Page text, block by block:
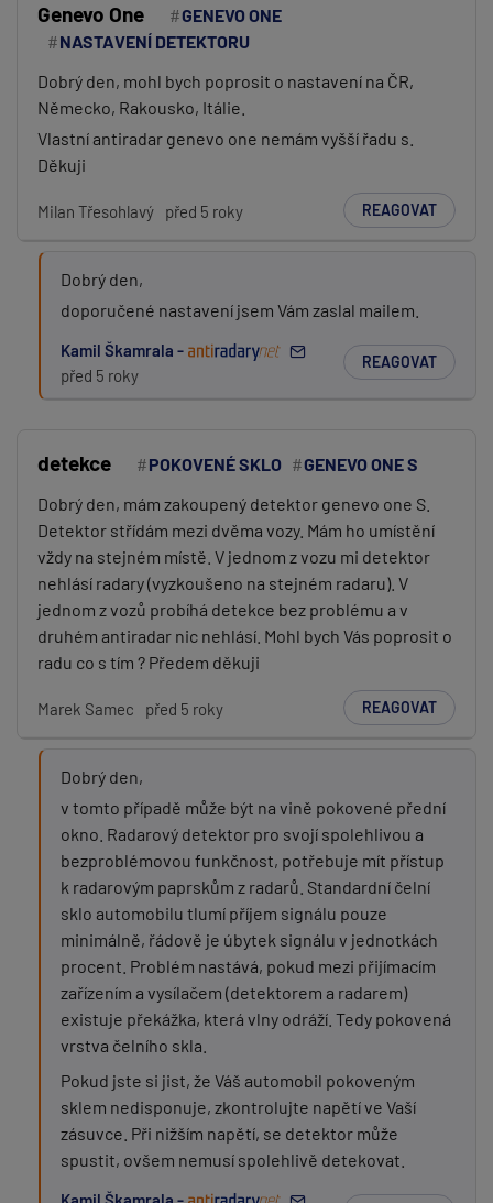
Genevo One
GENEVO ONE
NASTAVENÍ DETEKTORU
Dobrý den, mohl bych poprosit o nastavení na ČR,
Německo, Rakousko, Itálie.
Vlastní antiradar genevo one nemám vyšší řadu s.
Děkuji
Milan Třesohlavý před 5 roky REAGOVAT
Dobrý den,
doporučené nastavení jsem Vám zaslal mailem.
Kamil Škamrala -
před 5 roky
REAGOVAT
detekce POKOVENÉ SKLO
GENEVO ONE S
Dobrý den, mám zakoupený detektor genevo one S.
Detektor střídám mezi dvěma vozy. Mám ho umístění
vždy na stejném místě. V jednom z vozu mi detektor
nehlásí radary (vyzkoušeno na stejném radaru). V
jednom z vozů probíhá detekce bez problému a v
druhém antiradar nic nehlásí. Mohl bych Vás poprosit o
radu co s tím ? Předem děkuji
Marek Samec před 5 roky REAGOVAT
Dobrý den,
v tomto případě může být na vině pokovené přední
okno. Radarový detektor pro svojí spolehlivou a
bezproblémovou funkčnost, potřebuje mít přístup
k radarovým paprskům z radarů. Standardní čelní
sklo automobilu tlumí příjem signálu pouze
minimálně, řádově je úbytek signálu v jednotkách
procent. Problém nastává, pokud mezi přijímacím
zařízením a vysílačem (detektorem a radarem)
existuje překážka, která vlny odráží. Tedy pokovená
vrstva čelního skla.
Pokud jste si jist, že Váš automobil pokoveným
sklem nedisponuje, zkontrolujte napětí ve Vaší
zásuvce. Při nižším napětí, se detektor může
spustit, ovšem nemusí spolehlivě detekovat.